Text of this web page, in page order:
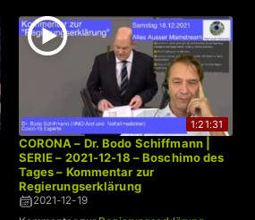
1:21:31
CORONA – Dr. Bodo Schiffmann |
SERIE – 2021-12-18 – Boschimo des
Tages – Kommentar zur
Regierungserklärung
2021-12-19